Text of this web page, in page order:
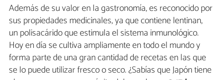
Además de su valor en la gastronomía, es reconocido por
sus propiedades medicinales, ya que contiene lentinan,
un polisacárido que estimula el sistema inmunológico.
Hoy en día se cultiva ampliamente en todo el mundo y
forma parte de una gran cantidad de recetas en las que
se lo puede utilizar fresco o seco. ¿Sabías que Japón tiene